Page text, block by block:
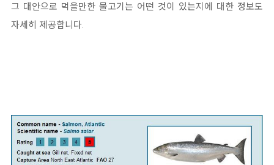
그 대안으로 먹을만한 물고기는 어떤 것이 있는지에 대한 정보도
자세히 제공합니다.